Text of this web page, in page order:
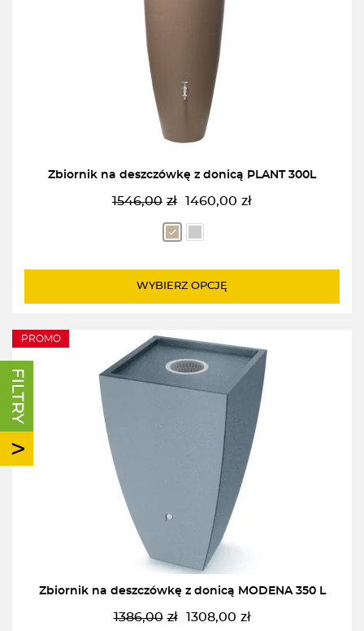
Zbiornik na deszczówkę z donicą PLANT 300L
1546,00 zł
Pierwotna
cena
wynosiła:
1460,00 zł
Aktualna
cena
wynosi:
WYBIERZ OPCJĘ
PROMO
Zbiornik na deszczówkę z donicą MODENA 350 L
1386,00 zł
Pierwotna
1308,00 zł
Aktualna